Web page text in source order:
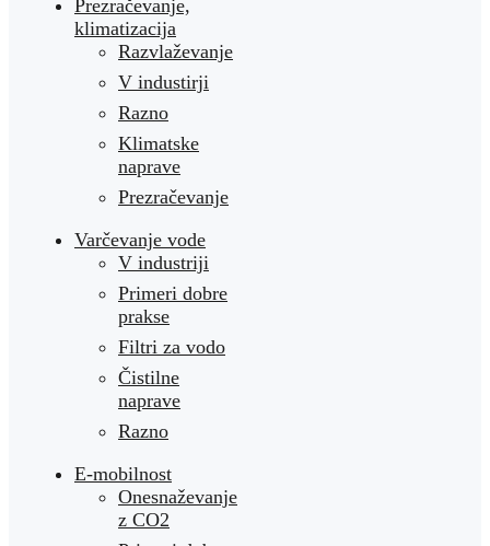
Prezračevanje,
klimatizacija
Razvlaževanje
V industirji
Razno
Klimatske
naprave
Prezračevanje
Varčevanje vode
V industriji
Primeri dobre
prakse
Filtri za vodo
Čistilne
naprave
Razno
E-mobilnost
Onesnaževanje
z CO2